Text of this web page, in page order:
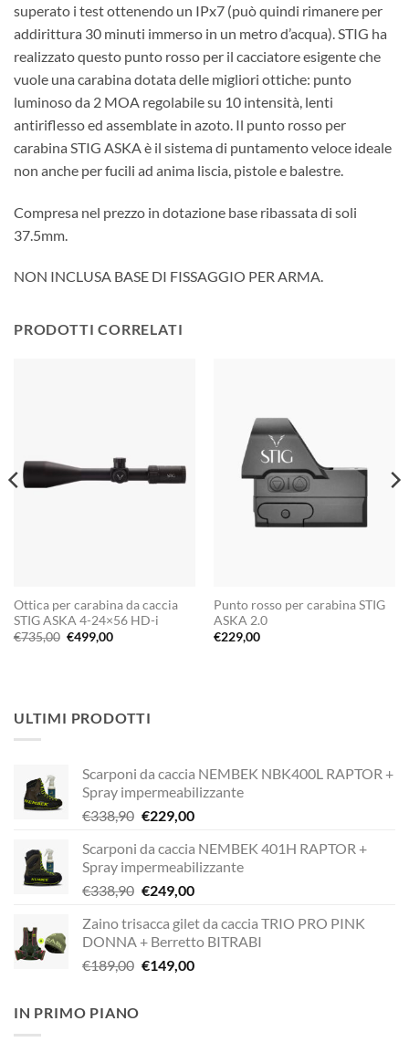
superato i test ottenendo un IPx7 (può quindi rimanere per
addirittura 30 minuti immerso in un metro d’acqua). STIG ha
realizzato questo punto rosso per il cacciatore esigente che
vuole una carabina dotata delle migliori ottiche: punto
luminoso da 2 MOA regolabile su 10 intensità, lenti
antiriflesso ed assemblate in azoto. Il punto rosso per
carabina STIG ASKA è il sistema di puntamento veloce ideale
non anche per fucili ad anima liscia, pistole e balestre.
Compresa nel prezzo in dotazione base ribassata di soli
37.5mm.
NON INCLUSA BASE DI FISSAGGIO PER ARMA.
PRODOTTI CORRELATI
Ottica per carabina da caccia
STIG ASKA 4-24×56 HD-i
€735,00 Il
prezzo
€499,00Il
Punto rosso per carabina STIG
ASKA 2.0
€229,00
ULTIMI PRODOTTI
Scarponi da caccia NEMBEK NBK400L RAPTOR +
Spray impermeabilizzante
€338,90 Il
originale
era:
€338,90.
€229,00Il
attuale
è:
€229,00.
Scarponi da caccia NEMBEK 401H RAPTOR +
Spray impermeabilizzante
€338,90 Il
originale
era:
€338,90.
€249,00Il
attuale
è:
€249,00.
Zaino trisacca gilet da caccia TRIO PRO PINK
DONNA + Berretto BITRABI
€189,00 Il
€149,00Il
IN PRIMO PIANO